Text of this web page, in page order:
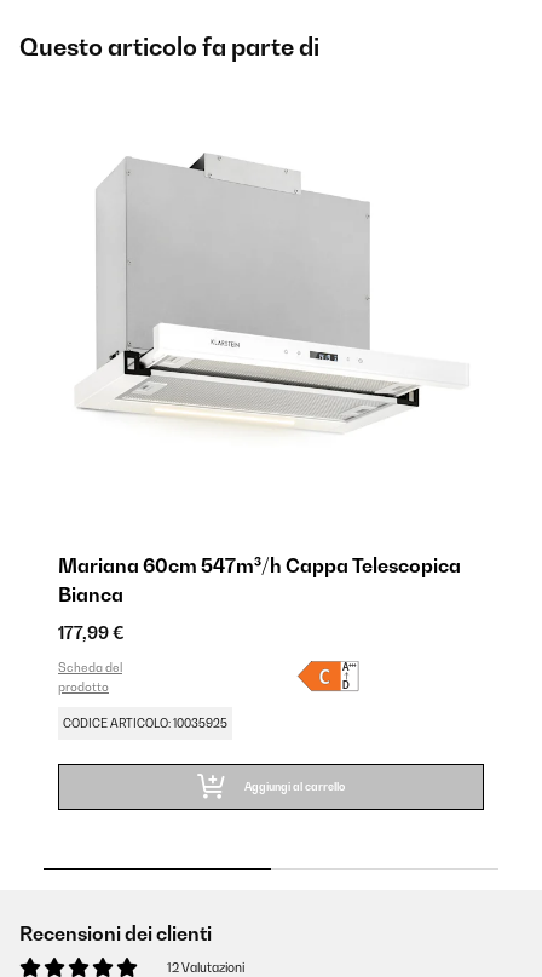
Questo articolo fa parte di
Mariana 60cm 547m³/h Cappa Telescopica
Bianca
177,99 €
Scheda del
prodotto
CODICE ARTICOLO: 10035925
Aggiungi al carrello
Recensioni dei clienti
12 Valutazioni